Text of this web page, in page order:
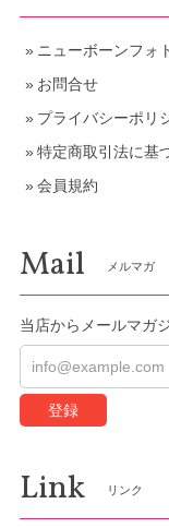
ニューボーンフ
お問合せ
プライバシーポリ
特定商取引法に基
会員規約
Mail メルマガ
当店からメールマガ
登録
Link リンク